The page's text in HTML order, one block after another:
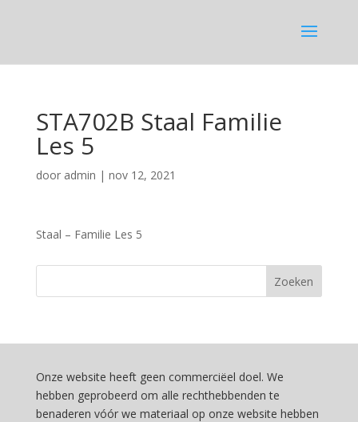
STA702B Staal Familie
Les 5
door admin | nov 12, 2021
Staal – Familie Les 5
Onze website heeft geen commerciëel doel. We
hebben geprobeerd om alle rechthebbenden te
benaderen vóór we materiaal op onze website hebben